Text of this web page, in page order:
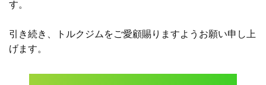
す。
引き続き、トルクジムをご愛顧賜りますようお願い申し上
げます。